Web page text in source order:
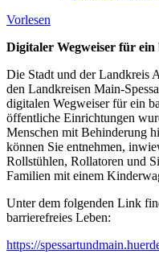
Vorlesen
Digitaler Wegweiser für
Die Stadt und der Landkreis
den Landkreisen Main-
digitalen Wegweiser für ein
öffentliche Einrichtungen
Menschen mit Behinderung
können Sie entnehmen,
Rollstühlen, Rollatoren und
Familien mit einem
Unter dem folgenden Link
barrierefreies Leben:
https://